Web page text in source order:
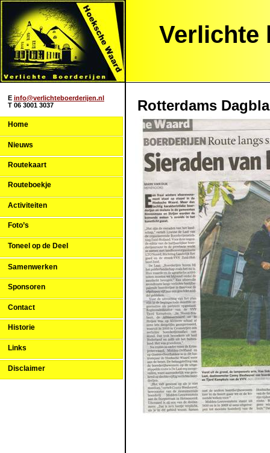
Verlichte
Rotterdams
Home
Nieuws
Routekaart
Routeboekje
Activiteiten
Foto’s
Toneel op de Deel
Samenwerken
Sponsoren
Contact
Historie
Links
Disclaimer
E info@verlichteboerderijen.nl
T 06 3001 3037